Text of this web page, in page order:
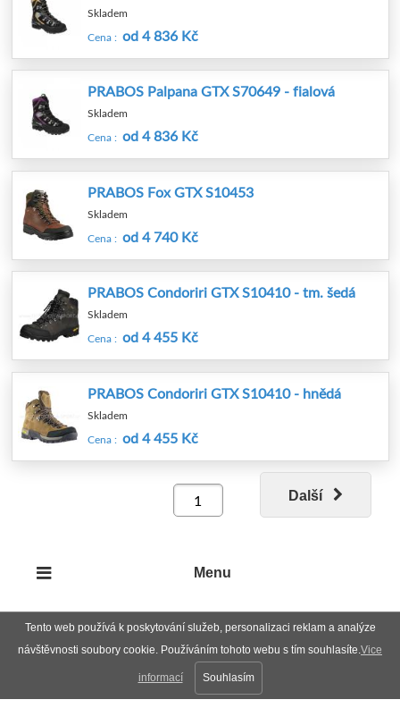
Tento web používá k poskytování služeb, personalizaci reklam a analýze
návštěvnosti soubory cookie. Používáním tohoto webu s tím souhlasíte.Vice
informací Souhlasím
Skladem
Cena : od 4 836 Kč
PRABOS Palpana GTX S70649 - fialová
Skladem
Cena : od 4 836 Kč
PRABOS Fox GTX S10453
Skladem
Cena : od 4 740 Kč
PRABOS Condoriri GTX S10410 - tm. šedá
Skladem
Cena : od 4 455 Kč
PRABOS Condoriri GTX S10410 - hnědá
Skladem
Cena : od 4 455 Kč
Další
Menu